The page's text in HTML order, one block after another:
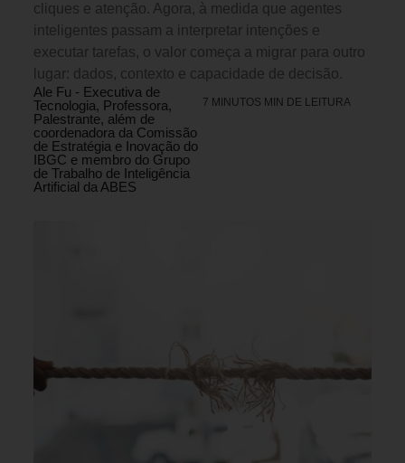
cliques e atenção. Agora, à medida que agentes
inteligentes passam a interpretar intenções e
executar tarefas, o valor começa a migrar para outro
lugar: dados, contexto e capacidade de decisão.
Ale Fu - Executiva de
Tecnologia, Professora,
Palestrante, além de
coordenadora da Comissão
de Estratégia e Inovação do
IBGC e membro do Grupo
de Trabalho de Inteligência
Artificial da ABES
7 MINUTOS MIN DE LEITURA